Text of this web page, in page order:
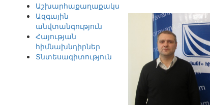
Աշխարհաքաղաքականություն
Ազգային
անվտանգություն
Հայության
հիմնախնդիրներ
Տնտեսագիտություն